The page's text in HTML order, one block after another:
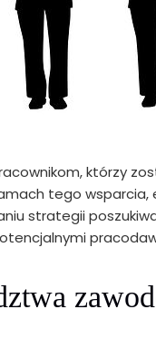
którzy
tego wsparcia,
strategii